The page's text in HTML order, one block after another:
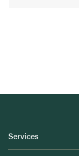
Services